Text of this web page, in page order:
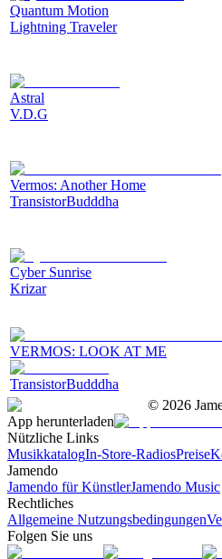
Quantum Motion
Lightning Traveler
Astral
V.D.G
Vermos: Another Home
TransistorBudddha
Cyber Sunrise
Krizar
VERMOS: LOOK AT ME
TransistorBudddha
© 2026
App herunterladen
Nützliche Links
MusikkatalogIn-Store-RadiosPreise
Jamendo
Jamendo für KünstlerJamendo Music
Rechtliches
Allgemeine Nutzungsbedingungen
Folgen Sie uns